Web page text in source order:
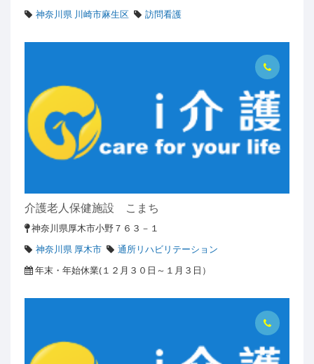
神奈川県 川崎市麻生区
訪問看護
介護老人保健施設 こまち
神奈川県厚木市小野７６３－１
神奈川県 厚木市
通所リハビリテーション
年末・年始休業(１２月３０日～１月３日）